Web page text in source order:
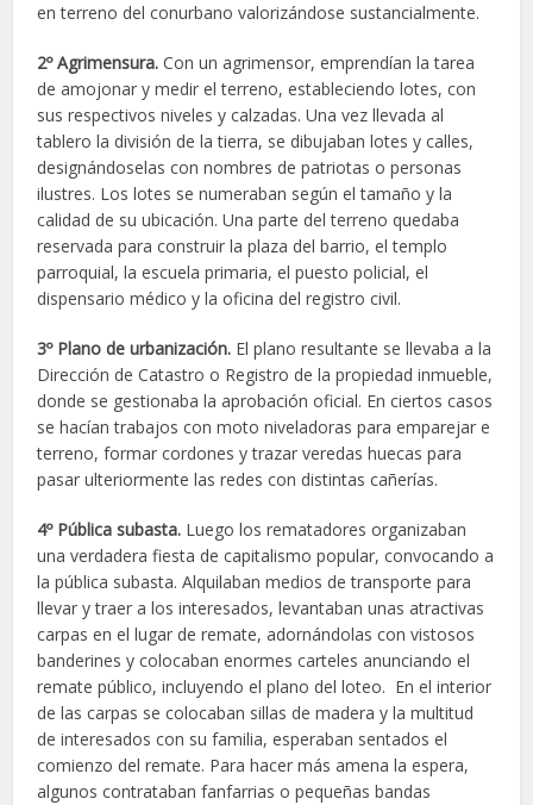
en terreno del conurbano valorizándose sustancialmente.
2º Agrimensura.Con un agrimensor, emprendían la tarea
de amojonar y medir el terreno, estableciendo lotes, con
sus respectivos niveles y calzadas. Una vez llevada al
tablero la división de la tierra, se dibujaban lotes y calles,
designándoselas con nombres de patriotas o personas
ilustres. Los lotes se numeraban según el tamaño y la
calidad de su ubicación. Una parte del terreno quedaba
reservada para construir la plaza del barrio, el templo
parroquial, la escuela primaria, el puesto policial, el
dispensario médico y la oficina del registro civil.
3º Plano de urbanización. El plano resultante se llevaba a la
Dirección de Catastro o Registro de la propiedad inmueble,
donde se gestionaba la aprobación oficial. En ciertos casos
se hacían trabajos con moto niveladoras para emparejar e
terreno, formar cordones y trazar veredas huecas para
pasar ulteriormente las redes con distintas cañerías.
4º Pública subasta. Luego los rematadores organizaban
una verdadera fiesta de capitalismo popular, convocando a
la pública subasta. Alquilaban medios de transporte para
llevar y traer a los interesados, levantaban unas atractivas
carpas en el lugar de remate, adornándolas con vistosos
banderines y colocaban enormes carteles anunciando el
remate público, incluyendo el plano del loteo. En el interior
de las carpas se colocaban sillas de madera y la multitud
de interesados con su familia, esperaban sentados el
comienzo del remate. Para hacer más amena la espera,
algunos contrataban fanfarrias o pequeñas bandas